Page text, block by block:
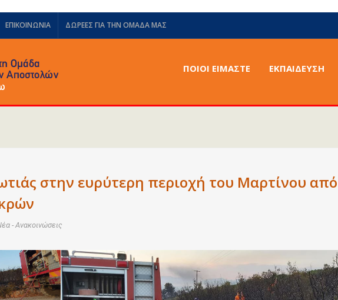
ΕΠΙΚΟΙΝΩΝΙΑ ΔΩΡΕΈΣ ΓΙΑ ΤΗΝ ΟΜΆΔΑ ΜΑΣ
ΠΟΙΟΙ ΕΙΜΑΣΤΕ ΕΚΠΑΙΔΕΥΣΗ
στην ευρύτερη περιοχή του Μαρτίνου
- Ανακοινώσεις